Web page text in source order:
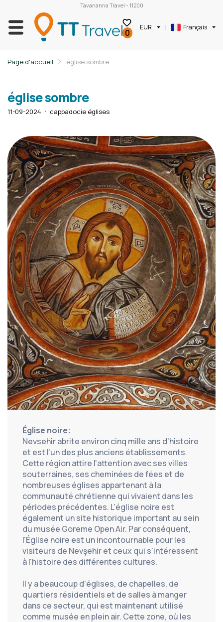
Tavananna Travel - 11200
0 EUR Français
Page d'accueil église sombre
église sombre
11-09-2024 cappadocie églises
Église noire:
Nevsehir abrite environ cinq mille ans d'histoire
et est l'un des plus anciens établissements.
Cette région attire l'attention avec ses villes
souterraines, ses cheminées de fées et de
nombreuses églises appartenant à la
communauté chrétienne qui vivaient dans les
périodes précédentes. L'église noire est
également un site historique important au sein
du musée Goreme Open Air. Par conséquent,
l'Église noire est un incontournable pour les
visiteurs de Nevşehir et ceux qui s'intéressent
à l'histoire des différentes cultures.
Il y a beaucoup d'églises, de chapelles, de
quartiers résidentiels et de salles à manger
dans ce secteur, qui est maintenant utilisé
comme musée en plein air. Cette zone, où les